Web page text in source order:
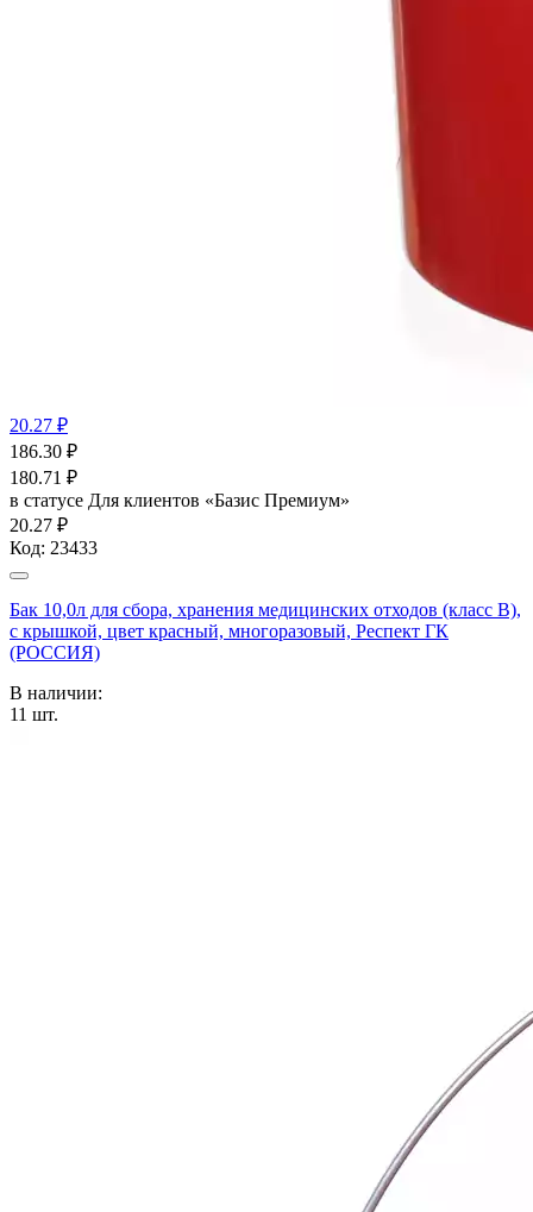
20.27 ₽
186.30 ₽
180.71 ₽
в статусе Для клиентов «Базис Премиум»
20.27 ₽
Код: 23433
Бак 10,0л для сбора, хранения медицинских отходов (класс В),
с крышкой, цвет красный, многоразовый, Респект ГК
(РОССИЯ)
В наличии:
11 шт.